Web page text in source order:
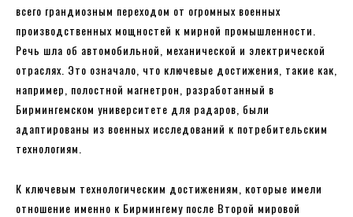
всего грандиозным переходом от огромных военных
производственных мощностей к мирной промышленности.
Речь шла об автомобильной, механической и электрической
отраслях. Это означало, что ключевые достижения, такие как,
например, полостной магнетрон, разработанный в
Бирмингемском университете для радаров, были
адаптированы из военных исследований к потребительским
технологиям.
К ключевым технологическим достижениям, которые имели
отношение именно к Бирмингему после Второй мировой